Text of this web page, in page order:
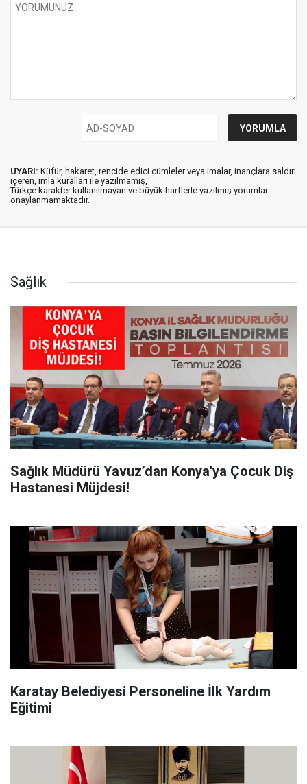
UYARI: Küfür, hakaret, rencide edici cümleler veya imalar, inançlara saldırı
içeren, imla kuralları ile yazılmamış,
Türkçe karakter kullanılmayan ve büyük harflerle yazılmış yorumlar
onaylanmamaktadır.
Sağlık
Sağlık Müdürü Yavuz’dan Konya'ya Çocuk Diş
Hastanesi Müjdesi!
Karatay Belediyesi Personeline İlk Yardım
Eğitimi